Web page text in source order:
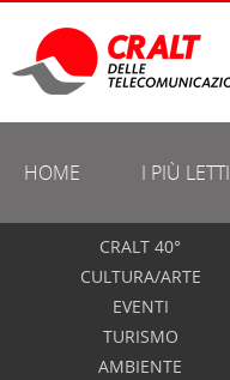
HOME I PIÙ LETTI
CRALT 40°
CULTURA/ARTE
EVENTI
TURISMO
AMBIENTE